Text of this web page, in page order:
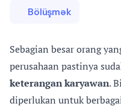
Bölüşmək
Sebagian besar orang
perusahaan pastinya
keterangan karyawan.
diperlukan untuk